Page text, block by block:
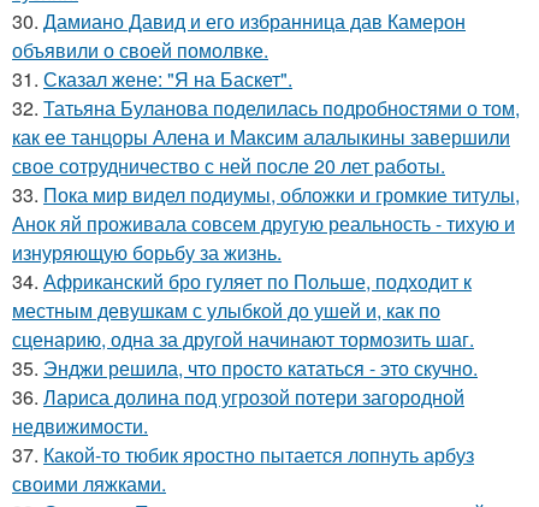
30. Дамиано Давид и его избранница дав Камерон
объявили о своей помолвке.
31. Сказал жене: "Я на Баскет".
32. Татьяна Буланова поделилась подробностями о том,
как ее танцоры Алена и Максим алалыкины завершили
свое сотрудничество с ней после 20 лет работы.
33. Пока мир видел подиумы, обложки и громкие титулы,
Анок яй проживала совсем другую реальность - тихую и
изнуряющую борьбу за жизнь.
34. Африканский бро гуляет по Польше, подходит к
местным девушкам с улыбкой до ушей и, как по
сценарию, одна за другой начинают тормозить шаг.
35. Энджи решила, что просто кататься - это скучно.
36. Лариса долина под угрозой потери загородной
недвижимости.
37. Какой-то тюбик яростно пытается лопнуть арбуз
своими ляжками.